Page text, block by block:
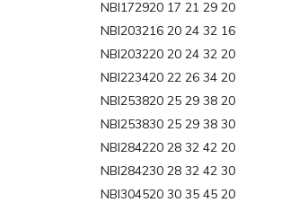
NBI172920 17 21 29 20
NBI203216 20 24 32 16
NBI203220 20 24 32 20
NBI223420 22 26 34 20
NBI253820 25 29 38 20
NBI253830 25 29 38 30
NBI284220 28 32 42 20
NBI284230 28 32 42 30
NBI304520 30 35 45 20